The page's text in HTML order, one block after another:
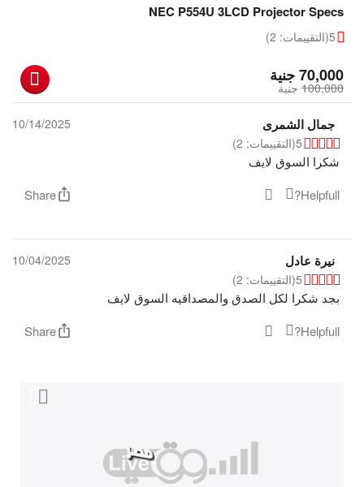
NEC P554U 3LCD Projector Specs
5(التقييمات: 2)
جنية70,000
جنية 100,000
جمال الشمرى
10/14/2025
5(التقييمات: 2)
شكرا السوق لايف
Helpfull?
Share
نيرة عادل
10/04/2025
5(التقييمات: 2)
بجد شكرا لكل الصدق والمصداقيه السوق لايف
Helpfull?
Share